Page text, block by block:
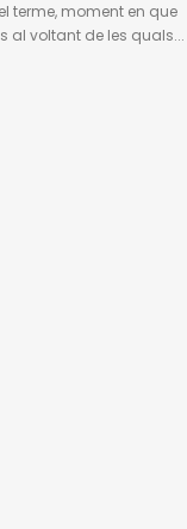
terme, moment en que
al voltant de les quals...